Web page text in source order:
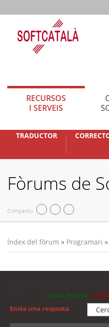
RECURSOS
I SERVEIS
TRADUCTOR
Fòrums de
Compartiu
Índex del fòrum » Programari »
jordis Andreu
Envia una resposta